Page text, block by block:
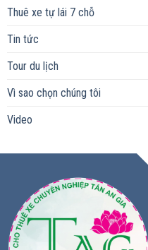
Thuê xe tự lái 7 chỗ
Tin tức
Tour du lịch
Vì sao chọn chúng tôi
Video